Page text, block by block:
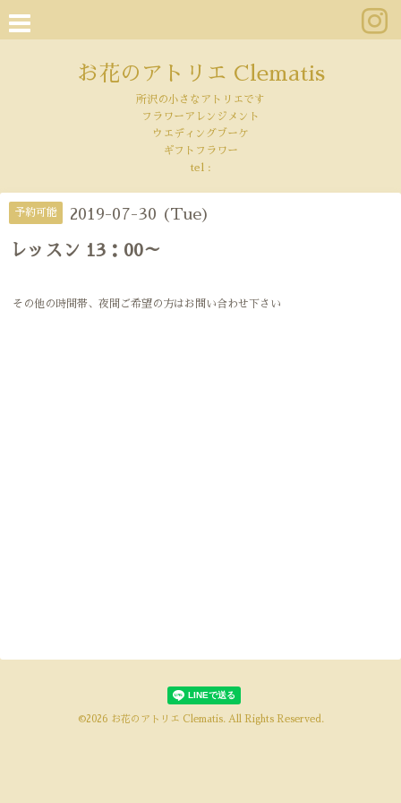
お花のアトリエ Clematis
所沢の小さなアトリエです
フラワーアレンジメント
ウエディングブーケ
ギフトフラワー
tel :
予約可能 2019-07-30 (Tue)
レッスン 13：00～
その他の時間帯、夜間ご希望の方はお問い合わせ下さい
©2026 お花のアトリエ Clematis. All Rights Reserved.